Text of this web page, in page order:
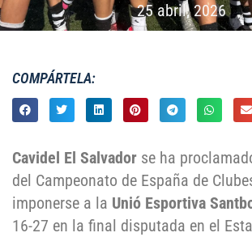
25 abril, 2026
COMPÁRTELA:
Cavidel El Salvador se ha
del Campeonato de España de
imponerse a la Unió Esportiva
16-27 en la final disputada en el